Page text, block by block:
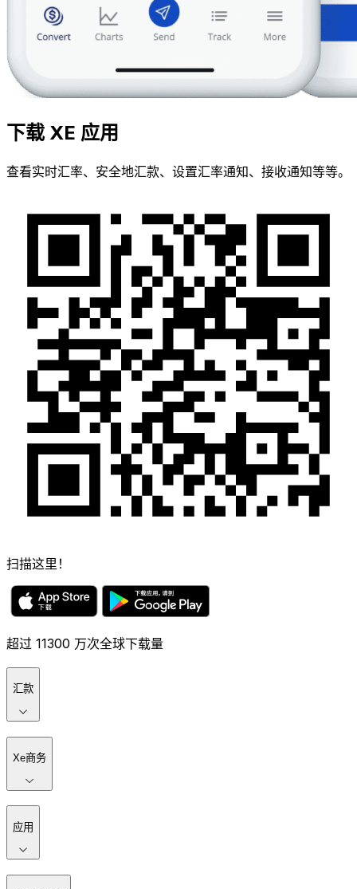
下载 XE 应用
查看实时汇率、安全地汇款、设置汇率通知、接收通知等等。
扫描这里！
超过 11300 万次全球下载量
汇款
Xe商务
应用